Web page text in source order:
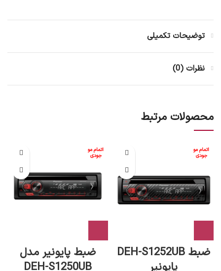
توضیحات تکمیلی
نظرات (0)
محصولات مرتبط
اتمام مو
جودی
ضبط DEH-S1252UB
پایونیر
اتمام مو
جودی
ضبط پایونیر مدل
DEH-S1250UB